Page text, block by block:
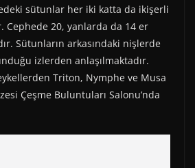
sütunlar her iki katta da ikişerli
Cephede 20, yanlarda da 14 er
Sütunların arkasındaki nişlerde
izlerden anlaşılmaktadır.
Triton, Nymphe ve Musa
Çeşme Buluntuları Salonu’nda